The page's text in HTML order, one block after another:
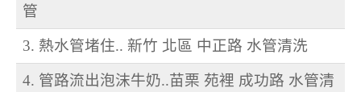
管
3. 熱水管堵住.. 新竹 北區 中正路 水管清洗
4. 管路流出泡沫牛奶..苗栗 苑裡 成功路 水管清